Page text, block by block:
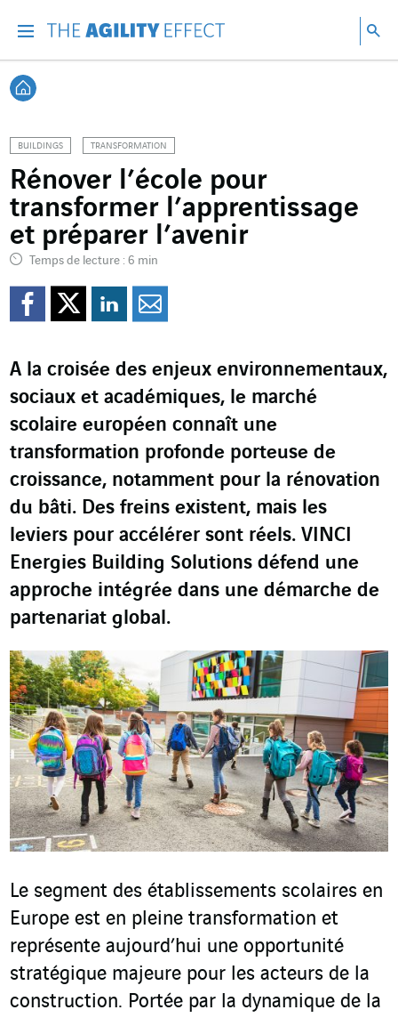
Retour à l'accueil
BUILDINGS TRANSFORMATION
Rénover l’école pour
transformer l’apprentissage
et préparer l’avenir
Temps de lecture : 6 min
Partager sur Facebook
Partager sur Twitter
Partager sur
A la croisée des enjeux environnementaux,
sociaux et académiques, le marché
scolaire européen connaît une
transformation profonde porteuse de
croissance, notamment pour la rénovation
du bâti. Des freins existent, mais les
leviers pour accélérer sont réels. VINCI
Energies Building Solutions défend une
approche intégrée dans une démarche de
partenariat global.
Le segment des établissements scolaires en
Europe est en pleine transformation et
représente aujourd’hui une opportunité
stratégique majeure pour les acteurs de la
construction. Portée par la dynamique de la